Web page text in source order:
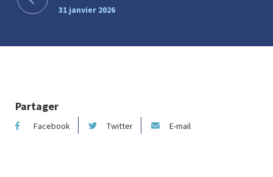
31 janvier 2026
Partager
Facebook Twitter E-mail